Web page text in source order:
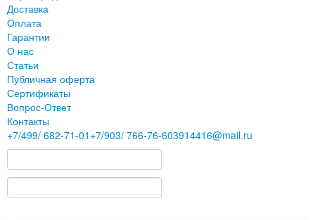
Доставка
Оплата
Гарантии
О нас
Статьи
Публичная оферта
Сертификаты
Вопрос-Ответ
Контакты
+7/499/ 682-71-01 +7/903/ 766-76-603914416@mail.ru